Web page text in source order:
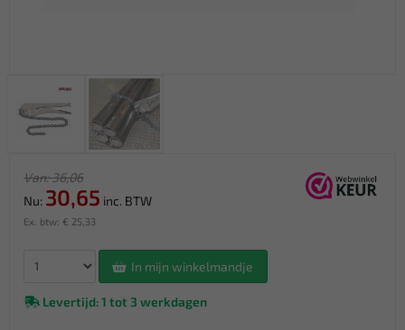
Van: 36,06
Nu: 30,65 inc. BTW
Ex. btw: € 25,33
In mijn winkelmandje
Levertijd: 1 tot 3 werkdagen